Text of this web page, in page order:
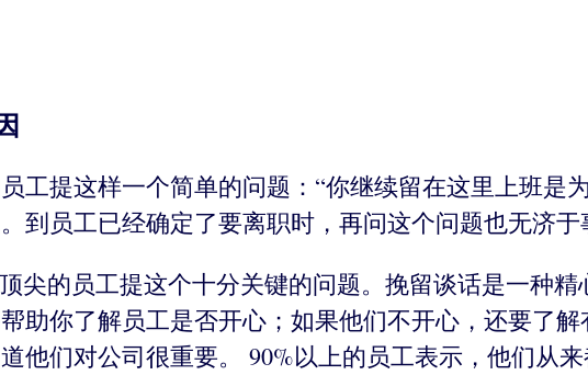
工提这样一个简单的问题：“你继续留在这里上班是
到员工已经确定了要离职时，再问这个问题也无济于
尖的员工提这个十分关键的问题。挽留谈话是一种
助你了解员工是否开心；如果他们不开心，还要了
他们对公司很重要。 90%以上的员工表示，他们从